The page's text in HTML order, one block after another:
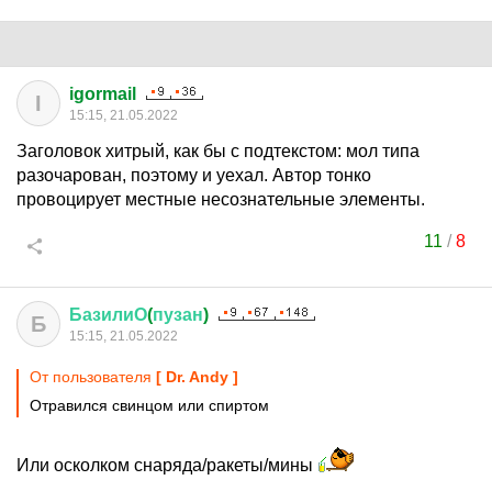
I igormail
15:15, 21.05.2022
Заголовок хитрый, как бы с подтекстом: мол типа
разочарован, поэтому и уехал. Автор тонко
провоцирует местные несознательные элементы.
11 /8
Б БазилиО(пузан)
15:15, 21.05.2022
От пользователя [ Dr. Andy ]
Отравился свинцом или спиртом
Или осколком снаряда/ракеты/мины